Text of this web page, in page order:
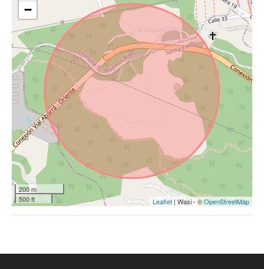
−
200 m
500 ft
Leaflet | Wasi - ©OpenStreetMap